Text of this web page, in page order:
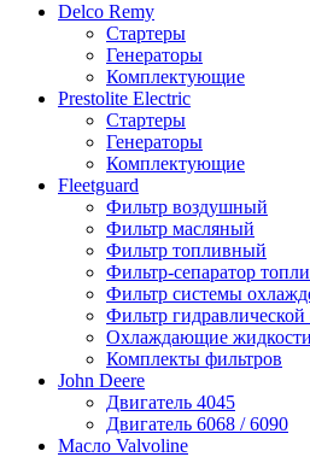
Delco Remy
Стартеры
Генераторы
Комплектующие
Prestolite Electric
Стартеры
Генераторы
Комплектующие
Fleetguard
Фильтр воздушный
Фильтр масляный
Фильтр топливный
Фильтр-сепаратор
Фильтр системы
Фильтр
Охлаждающие
Комплекты фильтров
John Deere
Двигатель 4045
Двигатель 6068 / 6090
Масло Valvoline